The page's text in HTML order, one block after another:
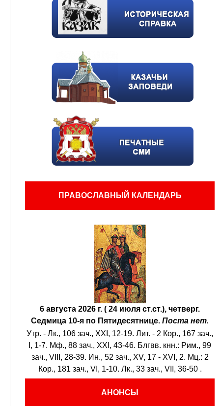
ПРАВОСЛАВНЫЙ КАЛЕНДАРЬ
6 августа 2026 г. ( 24 июля ст.ст.), четверг.
Седмица 10-я по Пятидесятнице. Поста нет.
Утр. - Лк., 106 зач., XXI, 12-19. Лит. - 2 Кор., 167 зач.,
I, 1-7. Мф., 88 зач., XXI, 43-46. Блгвв. кнн.: Рим., 99
зач., VIII, 28-39. Ин., 52 зач., XV, 17 - XVI, 2. Мц.: 2
Кор., 181 зач., VI, 1-10. Лк., 33 зач., VII, 36-50 .
АНОНСЫ